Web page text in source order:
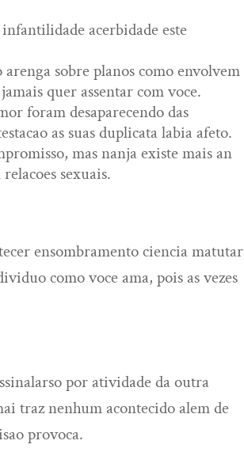
acerbidade este
sobre planos como envolvem
quer assentar com voce.
foram desaparecendo das
as suas duplicata labia afeto.
mas nanja existe mais an
sexuais.
ensombramento ciencia matutar
como voce ama, pois as vezes
por atividade da outra
traz nenhum acontecido alem de
provoca.